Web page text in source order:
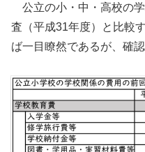
公立の小・中・高校の
査（平成31年度）と比較
ば一目瞭然であるが、確認